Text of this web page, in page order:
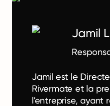
Jamil
Jamil est le
Rivermate et la
l'entreprise, ayant